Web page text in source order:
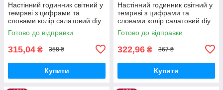
Настінний годинник світний у
темряві з цифрами та
словами колір салатовий diy
зроби сам 40 см
Готово до відправки
315,04 ₴ 358 ₴
Купити
Настінний годинник світний у
темряві з цифрами та
словами колір салатовий diy
зроби сам 40 см
Готово до відправки
322,96 ₴ 367 ₴
Купити